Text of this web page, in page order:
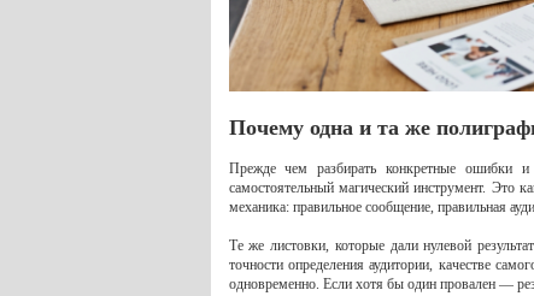
Почему одна и та же
Прежде чем разбирать конкретные ошибки
самостоятельный магический инструмент. Это
механика: правильное сообщение, правильная
Те же листовки, которые дали нулевой
точности определения аудитории, качестве
одновременно. Если хотя бы один провален —